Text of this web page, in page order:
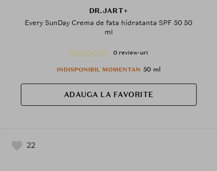
DR.JART+
Every SunDay Crema de fata hidratanta SPF 50 50
ml
0 review-uri
INDISPONIBIL MOMENTAN 50 ml
ADAUGA LA FAVORITE
22